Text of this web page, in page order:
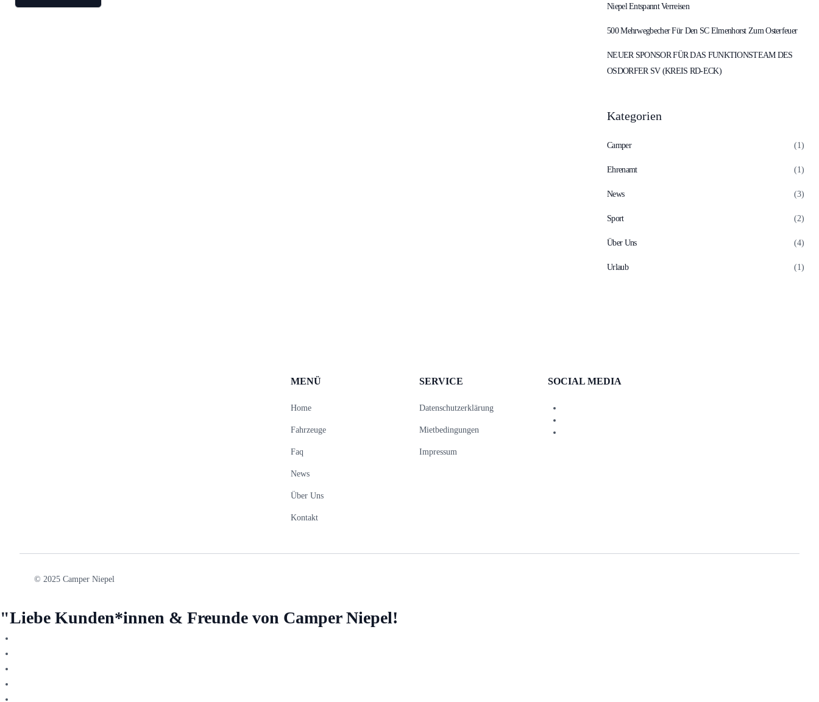
Niepel Entspannt Verreisen
500 Mehrwegbecher Für Den SC Elmenhorst Zum Osterfeuer
NEUER SPONSOR FÜR DAS FUNKTIONSTEAM DES
OSDORFER SV (KREIS RD-ECK)
Kategorien
Camper (1)
Ehrenamt (1)
News (3)
Sport (2)
Über Uns (4)
Urlaub (1)
MENÜ
Home
Fahrzeuge
Faq
News
Über Uns
Kontakt
SERVICE
Datenschutzerklärung
Mietbedingungen
Impressum
SOCIAL MEDIA
© 2025 Camper Niepel
"Liebe Kunden*innen & Freunde von Camper Niepel!